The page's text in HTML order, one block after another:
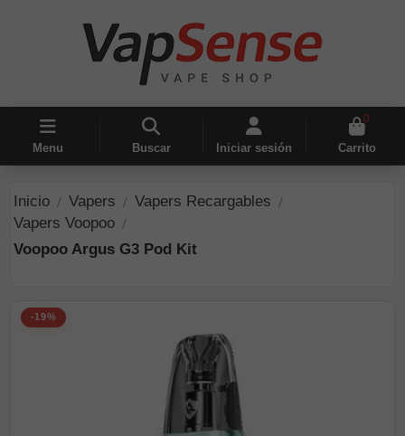
Menu Buscar Iniciar sesión
0
Carrito
Inicio Vapers
Vapers Recargables
Vapers Voopoo
Voopoo Argus G3 Pod Kit
-19%